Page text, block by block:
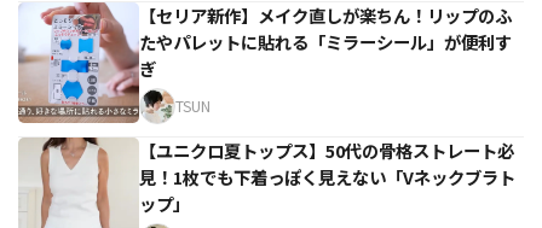
【セリア新作】メイク直しが楽ちん！リップのふ
たやパレットに貼れる「ミラーシール」が便利す
ぎ
TSUN
【ユニクロ夏トップス】50代の骨格ストレート必
見！1枚でも下着っぽく見えない「Vネックブラト
ップ」